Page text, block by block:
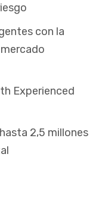
con la
Experienced
2,5 millones